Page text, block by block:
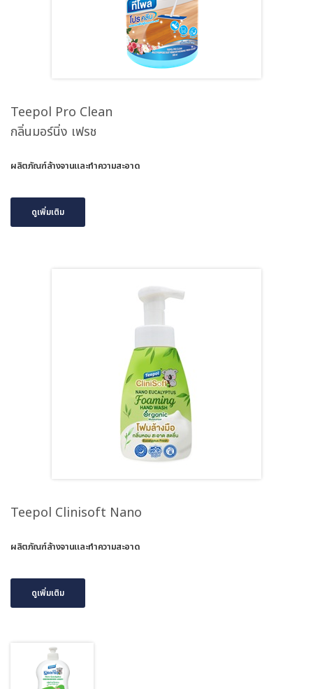
Teepol Pro Clean
กลิ่นมอร์นิ่ง เฟรช
ผลิตภัณฑ์ล้างจานและทำความสะอาด
ดูเพิ่มเติม
Teepol Clinisoft Nano
ผลิตภัณฑ์ล้างจานและทำความสะอาด
ดูเพิ่มเติม